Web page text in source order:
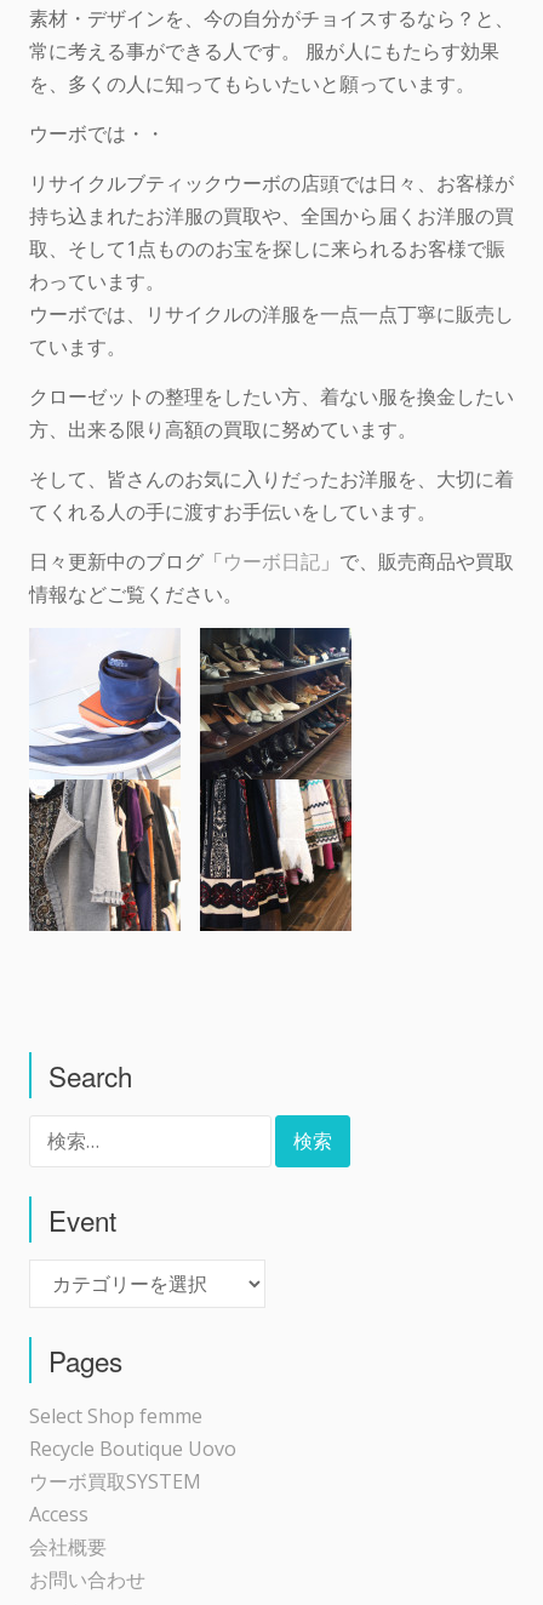
素材・デザインを、今の自分がチョイスするなら？と、
常に考える事ができる人です。 服が人にもたらす効果
を、多くの人に知ってもらいたいと願っています。
ウーボでは・・
リサイクルブティックウーボの店頭では日々、お客様が
持ち込まれたお洋服の買取や、全国から届くお洋服の買
取、そして1点もののお宝を探しに来られるお客様で賑
わっています。
ウーボでは、リサイクルの洋服を一点一点丁寧に販売し
ています。
クローゼットの整理をしたい方、着ない服を換金したい
方、出来る限り高額の買取に努めています。
そして、皆さんのお気に入りだったお洋服を、大切に着
てくれる人の手に渡すお手伝いをしています。
日々更新中のブログ「ウーボ日記 」で、販売商品や買取
情報などご覧ください。
Search
Event
Pages
Select Shop femme
Recycle Boutique Uovo
ウーボ買取SYSTEM
Access
会社概要
お問い合わせ